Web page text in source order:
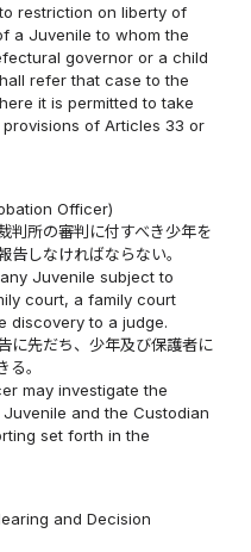
restriction on liberty of
a Juvenile to whom the
governor or a child
refer that case to the
it is permitted to take
of Articles 33 or
Officer)
判所の審判に付すべき少年を
しなければならない。
Juvenile subject to
court, a family court
discovery to a judge.
に先だち、少年及び保護者に
。
may investigate the
and the Custodian
set forth in the
and Decision